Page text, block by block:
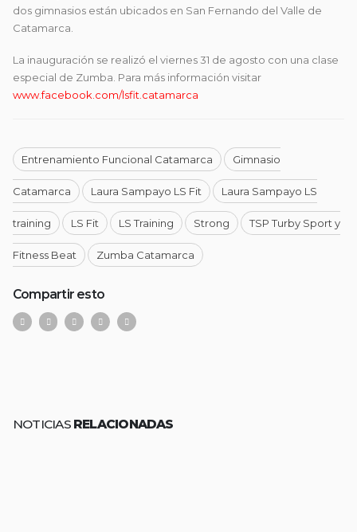
dos gimnasios están ubicados en San Fernando del Valle de
Catamarca.
La inauguración se realizó el viernes 31 de agosto con una clase
especial de Zumba. Para más información visitar
www.facebook.com/lsfit.catamarca
Entrenamiento Funcional Catamarca Gimnasio
Catamarca Laura Sampayo LS Fit Laura Sampayo LS
training LS Fit LS Training Strong TSP Turby Sport y
Fitness Beat Zumba Catamarca
Compartir esto
NOTICIAS RELACIONADAS